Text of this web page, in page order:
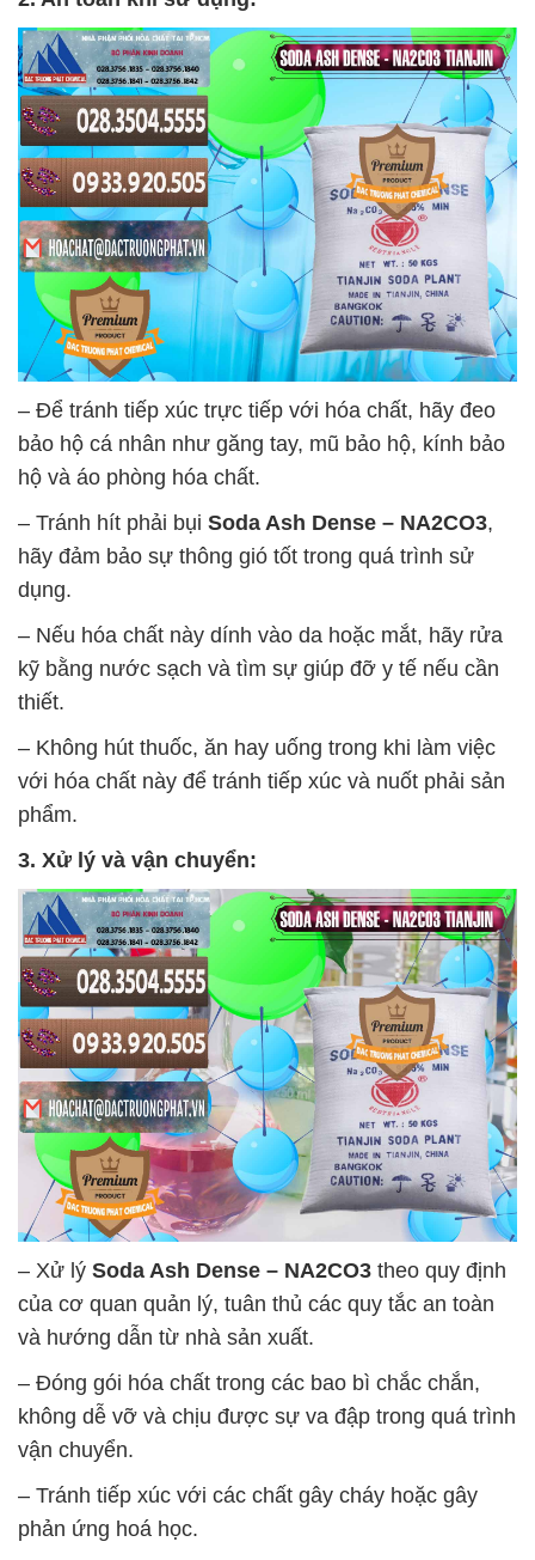
– Để tránh tiếp xúc trực tiếp với hóa chất, hãy đeo
bảo hộ cá nhân như găng tay, mũ bảo hộ, kính bảo
hộ và áo phòng hóa chất.
– Tránh hít phải bụi Soda Ash Dense – NA2CO3,
hãy đảm bảo sự thông gió tốt trong quá trình sử
dụng.
– Nếu hóa chất này dính vào da hoặc mắt, hãy rửa
kỹ bằng nước sạch và tìm sự giúp đỡ y tế nếu cần
thiết.
– Không hút thuốc, ăn hay uống trong khi làm việc
với hóa chất này để tránh tiếp xúc và nuốt phải sản
phẩm.
3. Xử lý và vận chuyển:
– Xử lý Soda Ash Dense – NA2CO3 theo quy định
của cơ quan quản lý, tuân thủ các quy tắc an toàn
và hướng dẫn từ nhà sản xuất.
– Đóng gói hóa chất trong các bao bì chắc chắn,
không dễ vỡ và chịu được sự va đập trong quá trình
vận chuyển.
– Tránh tiếp xúc với các chất gây cháy hoặc gây
phản ứng hoá học.